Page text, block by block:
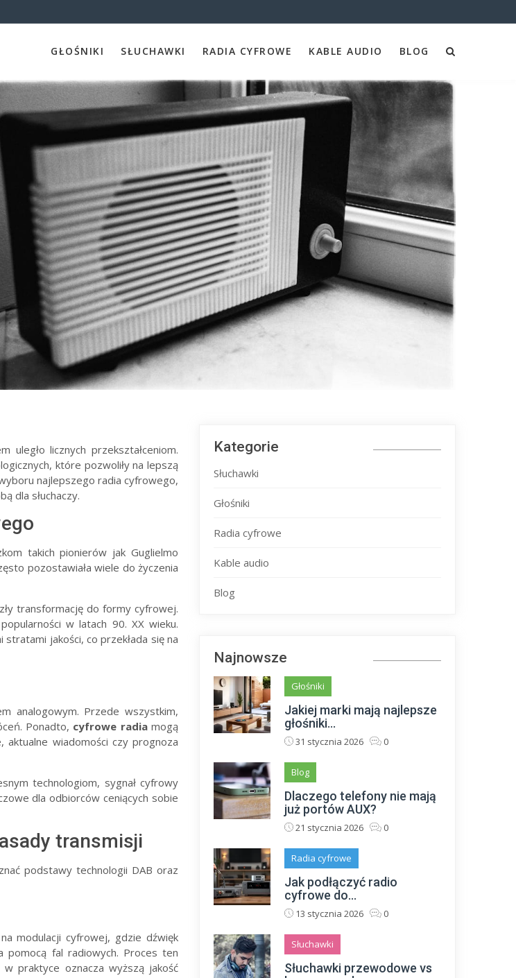
GŁOŚNIKI SŁUCHAWKI RADIA CYFROWE KABLE AUDIO BLOG
licznych przekształceniom.
które pozwoliły na lepszą
najlepszego radia cyfrowego,
dla słuchaczy.
takich pionierów jak Guglielmo
pozostawiała wiele do życzenia
transformację do formy cyfrowej.
w latach 90. XX wieku.
jakości, co przekłada się na
analogowym. Przede wszystkim,
Ponadto, cyfrowe radiamogą
wiadomości czy prognoza
technologiom, sygnał cyfrowy
dla odbiorców ceniących sobie
transmisji
podstawy technologii DAB oraz
modulacji cyfrowej, gdzie dźwięk
pomocą fal radiowych. Proces ten
praktyce oznacza wyższą jakość
Kategorie
Słuchawki
Głośniki
Radia cyfrowe
Kable audio
Blog
Najnowsze
Głośniki
Jakiej marki mają najlepsze
głośniki...
31 stycznia 2026 0
Blog
Dlaczego telefony nie mają
już portów AUX?
21 stycznia 2026 0
Radia cyfrowe
Jak podłączyć radio
cyfrowe do...
13 stycznia 2026 0
Słuchawki
Słuchawki przewodowe vs